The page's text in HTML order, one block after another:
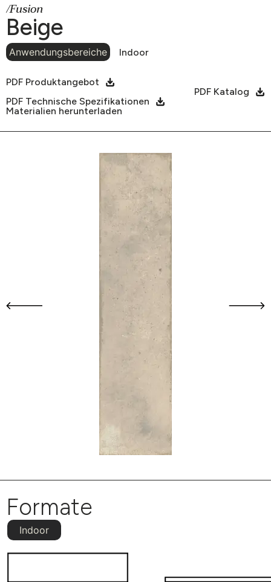
/Fusion
Beige
Anwendungsbereiche Indoor
PDF Produktangebot
PDF Katalog
PDF Technische Spezifikationen
Materialien herunterladen
Formate
Indoor